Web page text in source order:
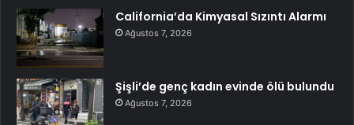
California’da Kimyasal Sızıntı Alarmı
Ağustos 7, 2026
Şişli’de genç kadın evinde ölü bulundu
Ağustos 7, 2026